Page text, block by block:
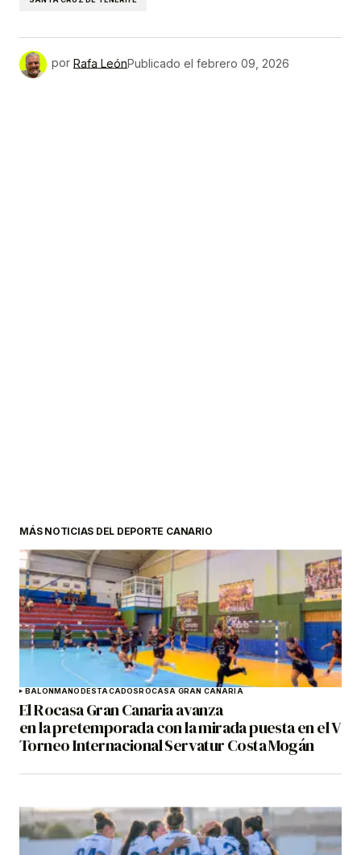
por Rafa LeónPublicado el febrero 09, 2026
MÁS NOTICIAS DEL DEPORTE CANARIO
BALONMANO DESTACADOS ROCASA GRAN CANARIA
El Rocasa Gran Canaria avanza
en la pretemporada con la mirada puesta en el V
Torneo Internacional Servatur Costa Mogán